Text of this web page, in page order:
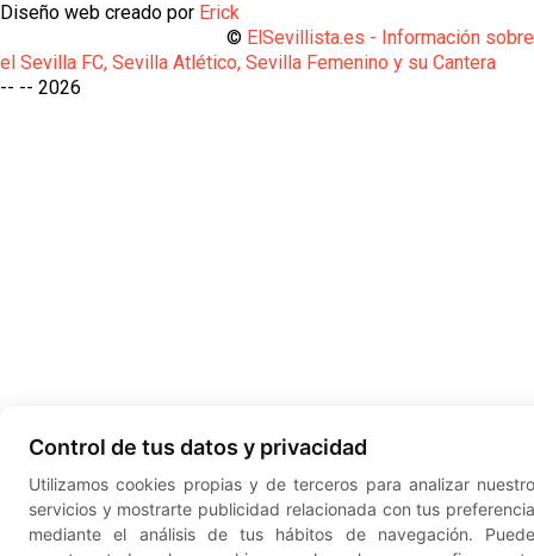
Diseño web creado por Erick
© ElSevillista.es - Información sobre
el Sevilla FC, Sevilla Atlético, Sevilla Femenino y su Cantera
-- --
Control de tus datos y privacidad
Utilizamos cookies propias y de terceros para analizar
servicios y mostrarte publicidad relacionada con tus
mediante el análisis de tus hábitos de navegación.
2026